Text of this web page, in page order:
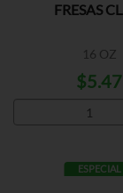
FRESAS
16 OZ
$5.47
ESPECIAL